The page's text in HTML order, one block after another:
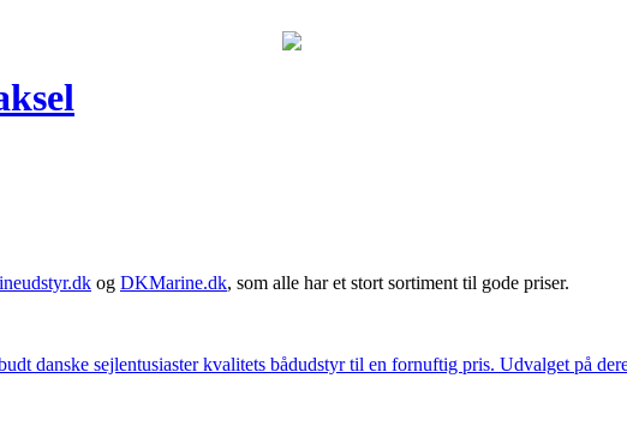
og DKMarine.dk, som alle har et stort sortiment til gode priser.
danske sejlentusiaster kvalitets bådudstyr til en fornuftig pris. Udvalget på